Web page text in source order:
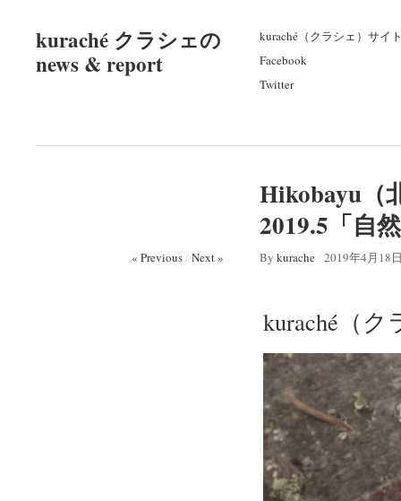
kuraché クラシェの
news & report
kuraché（クラシェ）サイ
Facebook
Twitter
Hikobayu（
2019.5「自
« Previous/ Next » By kurache/ 2019年4月18
kuraché（